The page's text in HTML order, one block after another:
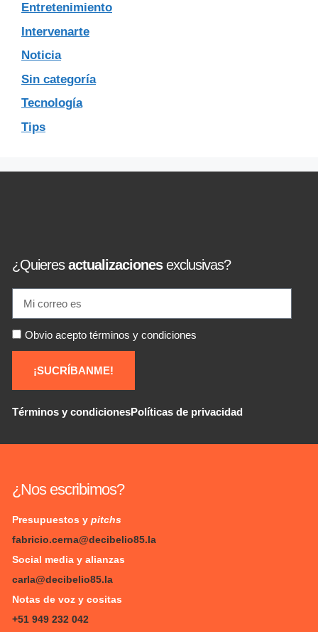
Entretenimiento
Intervenarte
Noticia
Sin categoría
Tecnología
Tips
¿Quieresactualizacionesexclusivas?
Obvio acepto términos y condiciones
¡SUCRÍBANME!
Términos y condicionesPolíticas de privacidad
¿Nos escribimos?
Presupuestos y pitchs
fabricio.cerna@decibelio85.la
Social media y alianzas
carla@decibelio85.la
Notas de voz y cositas
+51 949 232 042